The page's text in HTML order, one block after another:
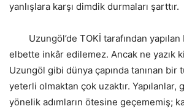
yanlışlara karşı dimdik durmaları şarttır.
Uzungöl’de TOKİ tarafından yapılan
elbette inkâr edilemez. Ancak ne yazık
Uzungöl gibi dünya çapında tanınan
yeterli olmaktan çok uzaktır. Yapılanlar,
yönelik adımların ötesine geçememiş;